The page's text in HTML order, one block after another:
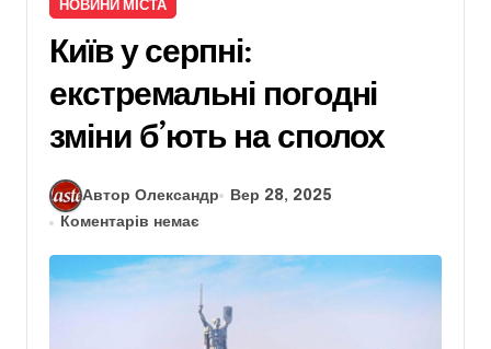
НОВИНИ МІСТА
Київ у серпні:
екстремальні погодні
зміни б’ють на сполох
Автор Олександр
Вер 28, 2025
Коментарів немає